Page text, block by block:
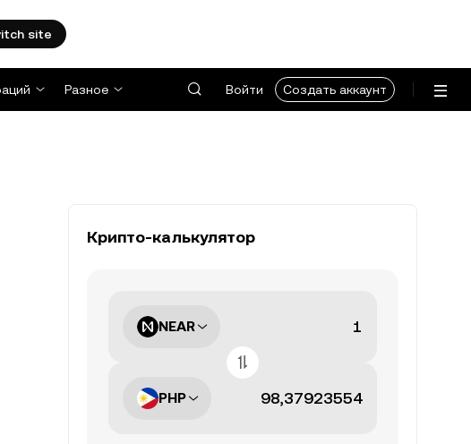
site
Разное Войти Создать аккаунт
Крипто-калькулятор
NEAR
PHP